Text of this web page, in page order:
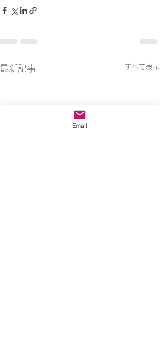
最新記事 すべて表示
Email